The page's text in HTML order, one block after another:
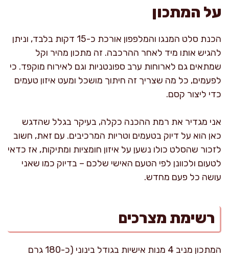
על המתכון
הכנת סלט המנגו והמלפפון אורכת כ-15 דקות בלבד, וניתן
להגיש אותו מיד לאחר ההרכבה. זה מתכון מהיר וקל
שמתאים גם לארוחות ערב ספונטניות וגם לאירוח מוקפד. כי
לפעמים, כל מה שצריך זה חיתוך מושכל ומעט איזון טעמים
כדי ליצור קסם.
אני מגדיר את רמת ההכנה כקלה, בעיקר בגלל שהדגש
כאן הוא על דיוק בטעמים וטריות המרכיבים. עם זאת, חשוב
לזכור שהסלט כולו נשען על איזון חומציות ומתיקות, אז כדאי
לטעום ולכוונן לפי הטעם האישי שלכם – בדיוק כמו שאני
עושה כל פעם מחדש.
רשימת מצרכים
המתכון מניב 4 מנות אישיות בגודל בינוני (כ-180 גרם